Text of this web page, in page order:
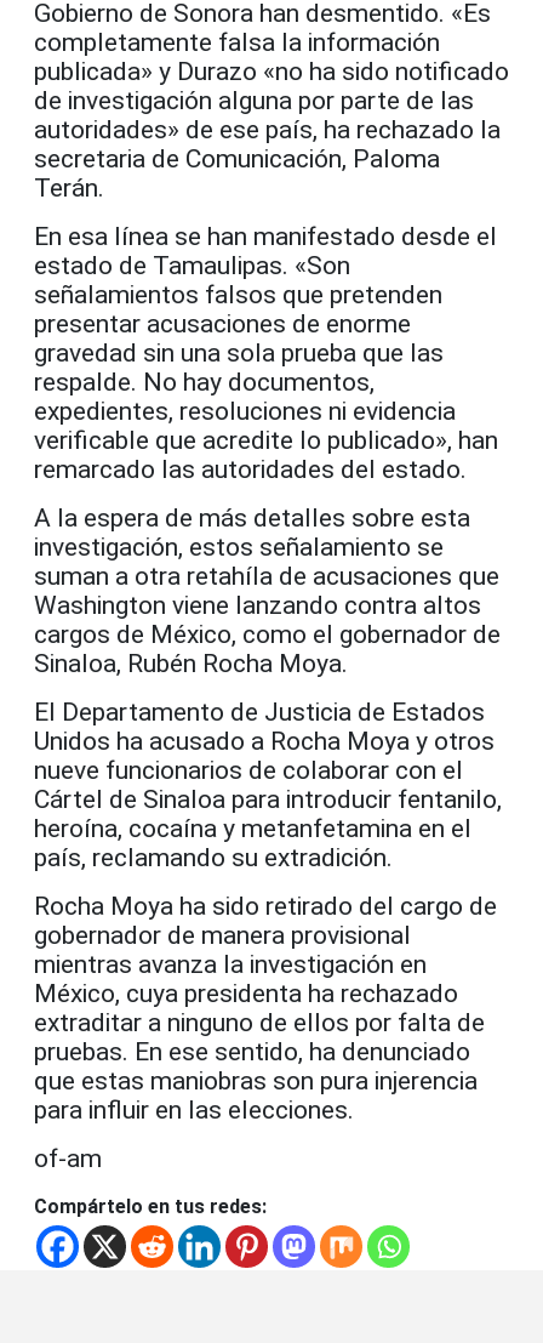
Gobierno de Sonora han desmentido. «Es
completamente falsa la información
publicada» y Durazo «no ha sido notificado
de investigación alguna por parte de las
autoridades» de ese país, ha rechazado la
secretaria de Comunicación, Paloma
Terán.
En esa línea se han manifestado desde el
estado de Tamaulipas. «Son
señalamientos falsos que pretenden
presentar acusaciones de enorme
gravedad sin una sola prueba que las
respalde. No hay documentos,
expedientes, resoluciones ni evidencia
verificable que acredite lo publicado», han
remarcado las autoridades del estado.
A la espera de más detalles sobre esta
investigación, estos señalamiento se
suman a otra retahíla de acusaciones que
Washington viene lanzando contra altos
cargos de México, como el gobernador de
Sinaloa, Rubén Rocha Moya.
El Departamento de Justicia de Estados
Unidos ha acusado a Rocha Moya y otros
nueve funcionarios de colaborar con el
Cártel de Sinaloa para introducir fentanilo,
heroína, cocaína y metanfetamina en el
país, reclamando su extradición.
Rocha Moya ha sido retirado del cargo de
gobernador de manera provisional
mientras avanza la investigación en
México, cuya presidenta ha rechazado
extraditar a ninguno de ellos por falta de
pruebas. En ese sentido, ha denunciado
que estas maniobras son pura injerencia
para influir en las elecciones.
of-am
Compártelo en tus redes: